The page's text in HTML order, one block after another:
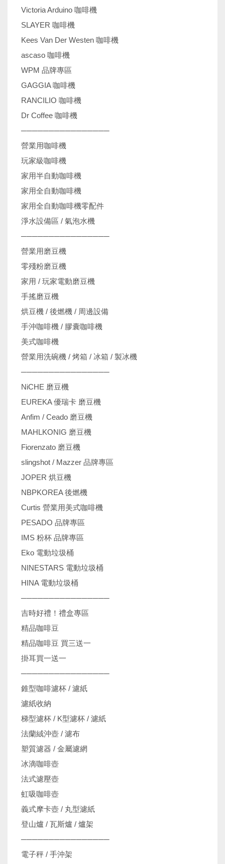
Victoria Arduino 咖啡機
SLAYER 咖啡機
Kees Van Der Westen 咖啡機
ascaso 咖啡機
WPM 品牌專區
GAGGIA 咖啡機
RANCILIO 咖啡機
Dr Coffee 咖啡機
────────────────
營業用咖啡機
玩家級咖啡機
家用半自動咖啡機
家用全自動咖啡機
家用全自動咖啡機零配件
淨水設備區 / 氣泡水機
────────────────
營業用磨豆機
零殘粉磨豆機
家用 / 玩家電動磨豆機
手搖磨豆機
烘豆機 / 後燃機 / 周邊設備
手沖咖啡機 / 膠囊咖啡機
美式咖啡機
營業用洗碗機 / 烤箱 / 冰箱 / 製冰機
────────────────
NiCHE 磨豆機
EUREKA 優瑞卡 磨豆機
Anfim / Ceado 磨豆機
MAHLKONIG 磨豆機
Fiorenzato 磨豆機
slingshot / Mazzer 品牌專區
JOPER 烘豆機
NBPKOREA 後燃機
Curtis 營業用美式咖啡機
PESADO 品牌專區
IMS 粉杯 品牌專區
Eko 電動垃圾桶
NINESTARS 電動垃圾桶
HINA 電動垃圾桶
────────────────
吉時好禮！禮盒專區
精品咖啡豆
精品咖啡豆 買三送一
掛耳買一送一
────────────────
錐型咖啡濾杯 / 濾紙
濾紙收納
梯型濾杯 / K型濾杯 / 濾紙
法蘭絨沖壺 / 濾布
塑質濾器 / 金屬濾網
冰滴咖啡壺
法式濾壓壺
虹吸咖啡壺
義式摩卡壺 / 丸型濾紙
登山爐 / 瓦斯爐 / 爐架
────────────────
電子秤 / 手沖架